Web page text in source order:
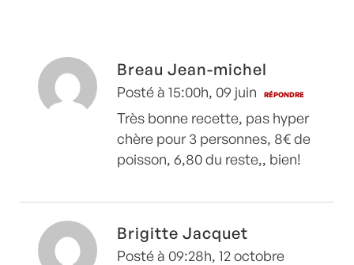
Breau Jean-michel
Posté à 15:00h, 09 juin RÉPONDRE
Très bonne recette, pas hyper
chère pour 3 personnes, 8€ de
poisson, 6,80 du reste,, bien!
Brigitte Jacquet
Posté à 09:28h, 12 octobre